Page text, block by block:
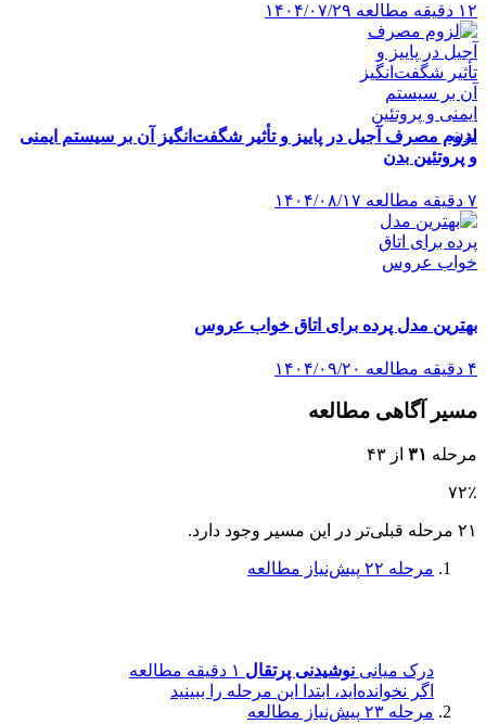
۱۲ دقیقه مطالعه ۱۴۰۴/۰۷/۲۹
لزوم مصرف آجیل در پاییز و تأثیر شگفت‌انگیز آن بر سیستم ایمنی
و پروتئین بدن
۷ دقیقه مطالعه ۱۴۰۴/۰۸/۱۷
بهترین مدل پرده برای اتاق خواب عروس
۴ دقیقه مطالعه ۱۴۰۴/۰۹/۲۰
مسیر آگاهی مطالعه
مرحله ۳۱ از ۴۳
۷۲٪
۲۱ مرحله قبلی‌تر در این مسیر وجود دارد.
مرحله ۲۲ پیش‌نیاز مطالعه
درک میانی نوشیدنی پرتقال ۱ دقیقه مطالعه
اگر نخوانده‌اید، ابتدا این مرحله را ببینید
مرحله ۲۳
پیش‌نیاز مطالعه